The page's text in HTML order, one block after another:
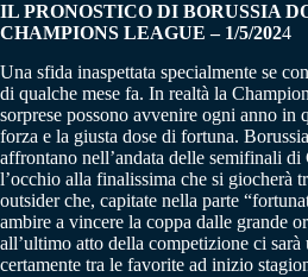
IL PRONOSTICO DI BORUSSIA
CHAMPIONS LEAGUE – 1/5/2024
Una sfida inaspettata specialmente se
di qualche mese fa. In realtà la
sorprese possono avvenire ogni anno in
forza e la giusta dose di fortuna.
affrontano nell’andata delle semifinali di
l’occhio alla finalissima che si giocherà
outsider che, capitate nella parte
ambire a vincere la coppa dalle grande
all’ultimo atto della competizione ci sarà
certamente tra le favorite ad inizio